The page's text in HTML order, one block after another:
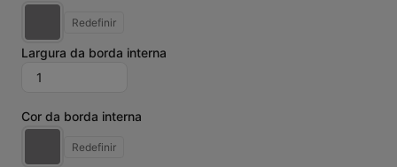
Redefinir
Largura da borda interna
Cor da borda interna
Redefinir